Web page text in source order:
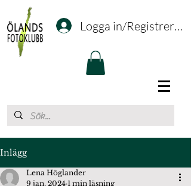
Logga in/Registrering
Inlägg
Lena Höglander
9 jan. 2024 1 min läsning